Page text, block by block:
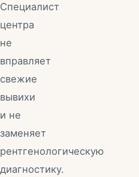
Специалист
центра
не
вправляет
свежие
вывихи
и не
заменяет
рентгенологическую
диагностику.